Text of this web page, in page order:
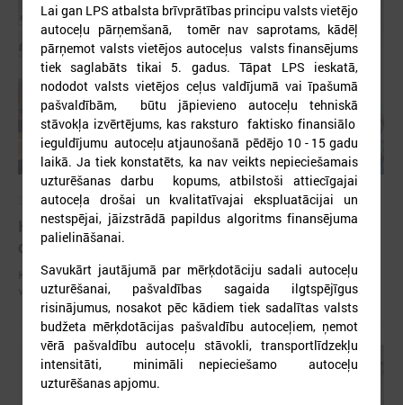
2025. gada 27. novembris
Komitejā iekšlietu ministru aicina pilnveidot
civilās aizsardzības vadlīnijas
Komitejā iekšlietu ministru aicina pilnveidot civilās aizsardzības
vadlīnijas
Lai gan LPS atbalsta brīvprātības principu valsts vietējo
autoceļu pārņemšanā, tomēr nav saprotams, kādēļ
pārņemot valsts vietējos autoceļus valsts finansējums
tiek saglabāts tikai 5. gadus. Tāpat LPS ieskatā,
nododot valsts vietējos ceļus valdījumā vai īpašumā
pašvaldībām, būtu jāpievieno autoceļu tehniskā
stāvokļa izvērtējums, kas raksturo faktisko finansiālo
ieguldījumu autoceļu atjaunošanā pēdējo 10 - 15 gadu
laikā. Ja tiek konstatēts, ka nav veikts nepieciešamais
uzturēšanas darbu kopums, atbilstoši attiecīgajai
autoceļa drošai un kvalitatīvajai ekspluatācijai un
nestspējai, jāizstrādā papildus algoritms finansējuma
palielināšanai.
Savukārt jautājumā par mērķdotāciju sadali autoceļu
uzturēšanai, pašvaldības sagaida ilgtspējīgus
risinājumus, nosakot pēc kādiem tiek sadalītas valsts
budžeta mērķdotācijas pašvaldību autoceļiem, ņemot
vērā pašvaldību autoceļu stāvokli, transportlīdzekļu
intensitāti, minimāli nepieciešamo autoceļu
uzturēšanas apjomu.